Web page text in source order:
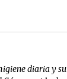
diaria y su